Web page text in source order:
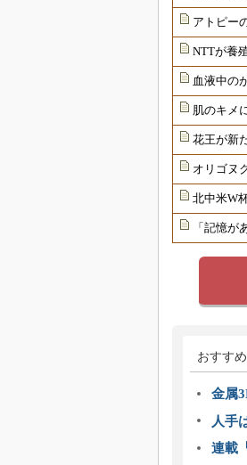
アトピー
NTTが養
血液中の
肌のキメ
花王が新
オリゴヌ
北中米W
「記憶
おすす
金属
人手
連載